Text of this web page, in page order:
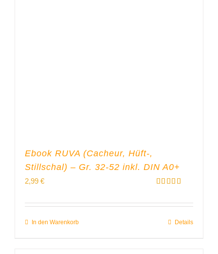
Ebook RUVA (Cacheur, Hüft-,
Stillschal) – Gr. 32-52 inkl. DIN A0+
von 5
2,99 €
In den Warenkorb Details